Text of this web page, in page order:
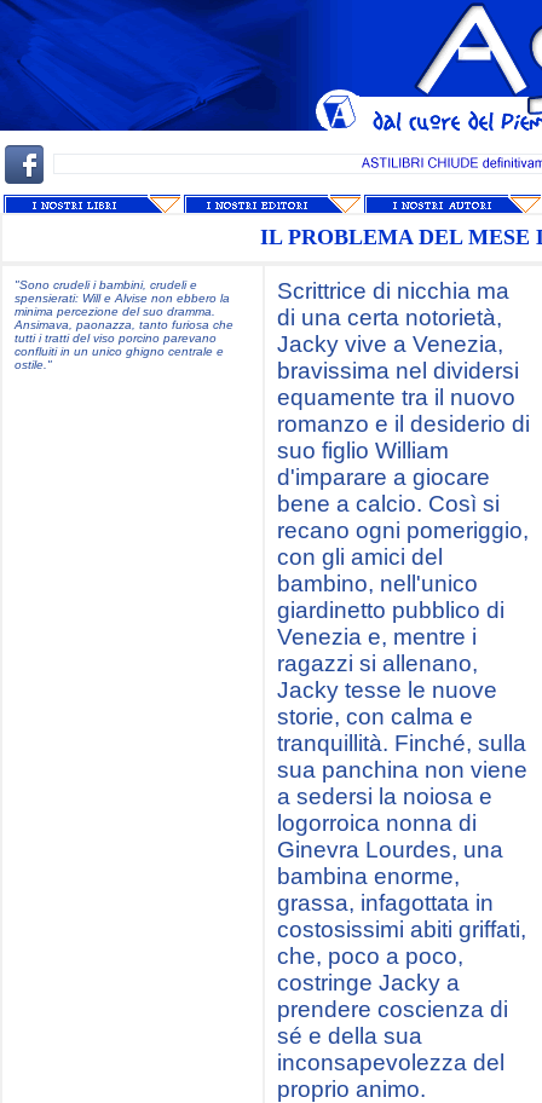
IL PROBLEMA DEL MESE
"Sono crudeli i bambini, crudeli e
spensierati: Will e Alvise non ebbero la
minima percezione del suo dramma.
Ansimava, paonazza, tanto furiosa che
tutti i tratti del viso porcino parevano
confluiti in un unico ghigno centrale e
ostile."
Scrittrice di nicchia ma
di una certa notorietà,
Jacky vive a Venezia,
bravissima nel dividersi
equamente tra il nuovo
romanzo e il desiderio di
suo figlio William
d'imparare a giocare
bene a calcio. Così si
recano ogni pomeriggio,
con gli amici del
bambino, nell'unico
giardinetto pubblico di
Venezia e, mentre i
ragazzi si allenano,
Jacky tesse le nuove
storie, con calma e
tranquillità. Finché, sulla
sua panchina non viene
a sedersi la noiosa e
logorroica nonna di
Ginevra Lourdes, una
bambina enorme,
grassa, infagottata in
costosissimi abiti griffati,
che, poco a poco,
costringe Jacky a
prendere coscienza di
sé e della sua
inconsapevolezza del
proprio animo.